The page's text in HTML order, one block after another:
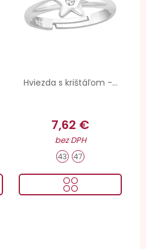
Hviezda s krištáľom -...
7,62 €
bez DPH
43 47